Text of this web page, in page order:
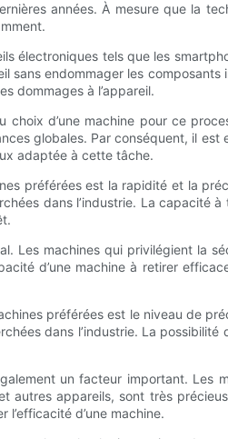
années. À mesure que la
électroniques tels que les
sans endommager les composants
dommages à l’appareil.
d’une machine pour ce
globales. Par conséquent, il est
adaptée à cette tâche.
préférées est la rapidité et la
dans l’industrie. La capacité à
Les machines qui privilégient la
d’une machine à retirer
préférées est le niveau de
dans l’industrie. La possibilité
un facteur important. Les
autres appareils, sont très
d’une machine.